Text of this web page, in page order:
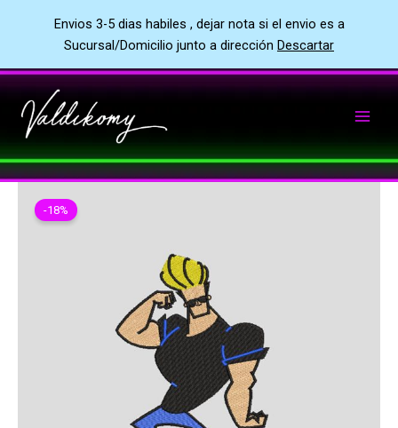
Envios 3-5 dias habiles , dejar nota si el envio es a
Sucursal/Domicilio junto a dirección Descartar
al
contenido
-18%